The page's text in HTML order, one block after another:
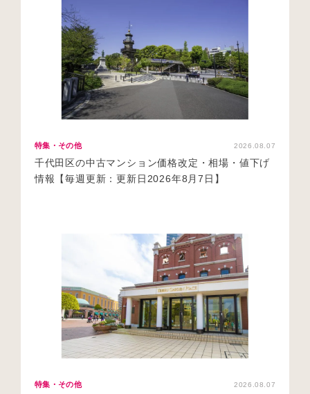
特集・その他 2026.08.07
千代田区の中古マンション価格改定・相場・値下げ
情報【毎週更新：更新日2026年8月7日】
特集・その他 2026.08.07